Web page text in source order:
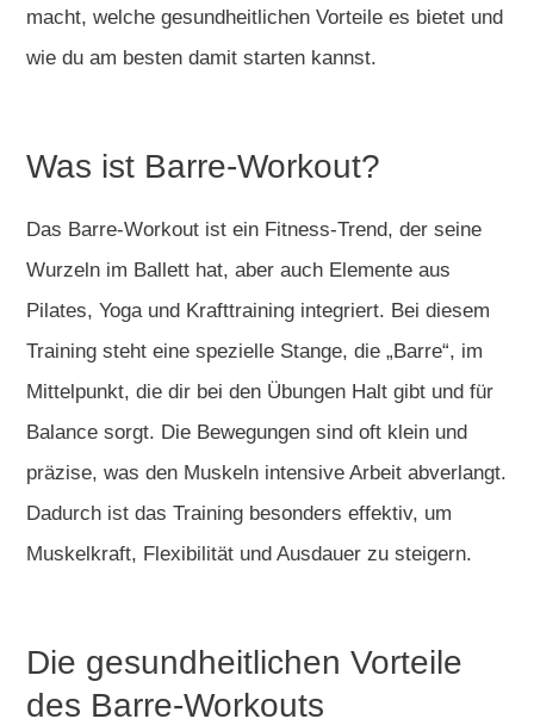
macht, welche gesundheitlichen Vorteile es bietet und
wie du am besten damit starten kannst.
Was ist Barre-Workout?
Das Barre-Workout ist ein Fitness-Trend, der seine
Wurzeln im Ballett hat, aber auch Elemente aus
Pilates, Yoga und Krafttraining integriert. Bei diesem
Training steht eine spezielle Stange, die „Barre“, im
Mittelpunkt, die dir bei den Übungen Halt gibt und für
Balance sorgt. Die Bewegungen sind oft klein und
präzise, was den Muskeln intensive Arbeit abverlangt.
Dadurch ist das Training besonders effektiv, um
Muskelkraft, Flexibilität und Ausdauer zu steigern.
Die gesundheitlichen Vorteile
des Barre-Workouts